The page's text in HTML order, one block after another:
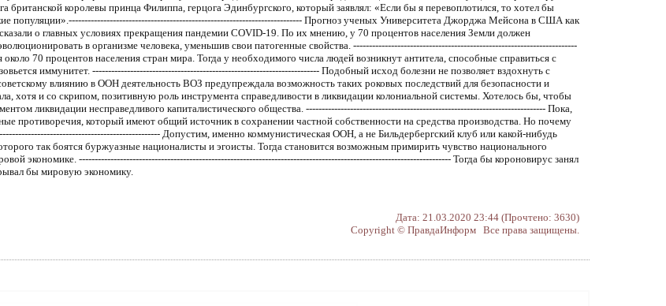
Дата: 21.03.2020 23:44 (Прочтено: 3630)
Copyright © ПравдаИнформ Все права защищены.